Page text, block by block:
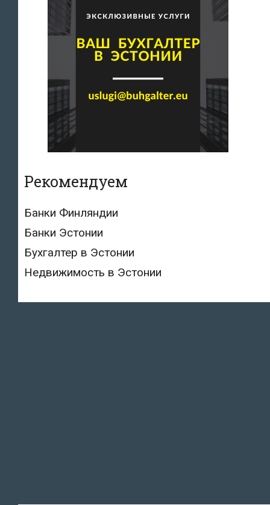
Рекомендуем
Банки Финляндии
Банки Эстонии
Бухгалтер в Эстонии
Недвижимость в Эстонии